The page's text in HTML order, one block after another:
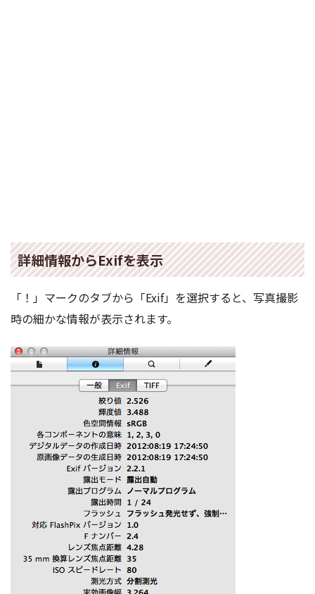
詳細情報からExifを表示
「！」マークのタブから「Exif」を選択すると、写真撮影
時の細かな情報が表示されます。